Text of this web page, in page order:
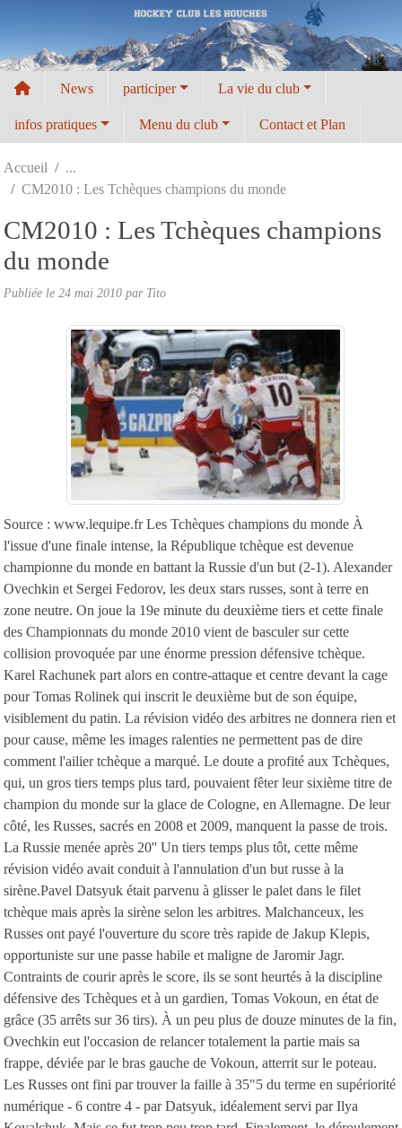
News participer La vie du club
infos pratiques Menu du club Contact et Plan
Accueil
CM2010 : Les Tchèques champions du monde
CM2010 : Les Tchèques champions
du monde
Publiée le 24 mai 2010 par Tito
Source : www.lequipe.fr Les Tchèques champions du monde À
l'issue d'une finale intense, la République tchèque est devenue
championne du monde en battant la Russie d'un but (2-1). Alexander
Ovechkin et Sergei Fedorov, les deux stars russes, sont à terre en
zone neutre. On joue la 19e minute du deuxième tiers et cette finale
des Championnats du monde 2010 vient de basculer sur cette
collision provoquée par une énorme pression défensive tchèque.
Karel Rachunek part alors en contre-attaque et centre devant la cage
pour Tomas Rolinek qui inscrit le deuxième but de son équipe,
visiblement du patin. La révision vidéo des arbitres ne donnera rien et
pour cause, même les images ralenties ne permettent pas de dire
comment l'ailier tchèque a marqué. Le doute a profité aux Tchèques,
qui, un gros tiers temps plus tard, pouvaient fêter leur sixième titre de
champion du monde sur la glace de Cologne, en Allemagne. De leur
côté, les Russes, sacrés en 2008 et 2009, manquent la passe de trois.
La Russie menée après 20'' Un tiers temps plus tôt, cette même
révision vidéo avait conduit à l'annulation d'un but russe à la
sirène.Pavel Datsyuk était parvenu à glisser le palet dans le filet
tchèque mais après la sirène selon les arbitres. Malchanceux, les
Russes ont payé l'ouverture du score très rapide de Jakup Klepis,
opportuniste sur une passe habile et maligne de Jaromir Jagr.
Contraints de courir après le score, ils se sont heurtés à la discipline
défensive des Tchèques et à un gardien, Tomas Vokoun, en état de
grâce (35 arrêts sur 36 tirs). À un peu plus de douze minutes de la fin,
Ovechkin eut l'occasion de relancer totalement la partie mais sa
frappe, déviée par le bras gauche de Vokoun, atterrit sur le poteau.
Les Russes ont fini par trouver la faille à 35"5 du terme en supériorité
numérique - 6 contre 4 - par Datsyuk, idéalement servi par Ilya
Panneau de gestion des cookies